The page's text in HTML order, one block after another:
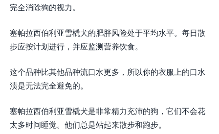
完全消除狗的视力。
塞帕拉西伯利亚雪橇犬的肥胖风险处于平均水平。每日散
步应按计划进行，并应监测营养饮食。
这个品种比其他品种流口水更多，所以你的衣服上的口水
渍是无法完全避免的。
塞帕拉西伯利亚雪橇犬是非常精力充沛的狗，它们不会花
太多时间睡觉。他们总是站起来散步和跑步。